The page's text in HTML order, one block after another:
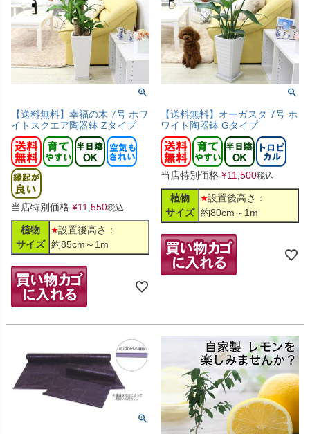
【送料無料】幸福の木 7号 ホワ
イトスクエア陶器鉢 Zタイプ
当店特別価格 ¥11,550税込
植物
サイズ
設置後高さ：
約85cm～1m
【送料無料】オーガスタ 7号 ホ
ワイト陶器鉢 Gタイプ
当店特別価格 ¥11,500税込
植物
サイズ
設置後高さ：
約80cm～1m